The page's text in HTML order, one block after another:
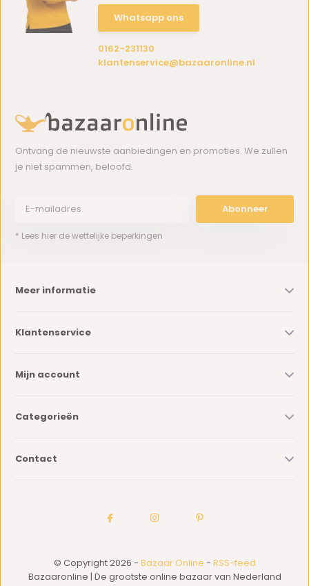
Whatsapp ons
0162-231130
klantenservice@bazaaronline.nl
Ontvang de nieuwste aanbiedingen en promoties. We zullen
je niet spammen, beloofd.
Abonneer
* Lees hier de wettelijke beperkingen
Meer informatie
Klantenservice
Mijn account
Categorieën
Contact
© Copyright 2026 - Bazaar Online - RSS-feed
Bazaaronline | De grootste online bazaar van Nederland